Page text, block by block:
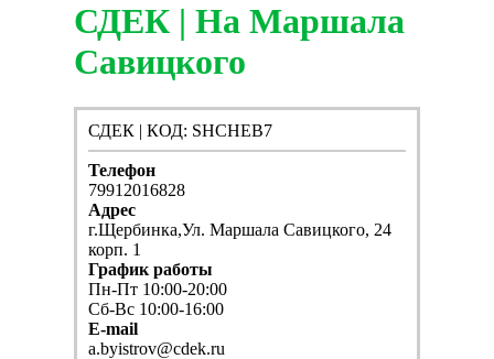
СДЕК | На Маршала
Савицкого
СДЕК | КОД: SHCHEB7
Телефон
79912016828
Адрес
г.Щербинка,Ул. Маршала Савицкого, 24
корп. 1
График работы
Пн-Пт 10:00-20:00
Сб-Вс 10:00-16:00
E-mail
a.byistrov@cdek.ru